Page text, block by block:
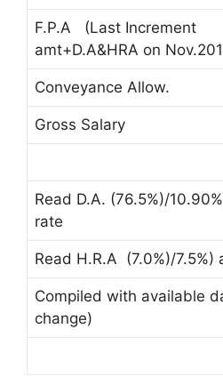
F.P.A (Last Increment
amt+D.A&HRA on
Conveyance Allow.
Gross Salary
Read D.A. (76.5%)/
rate
Read H.R.A (7.0%)/
Compiled with available
change)